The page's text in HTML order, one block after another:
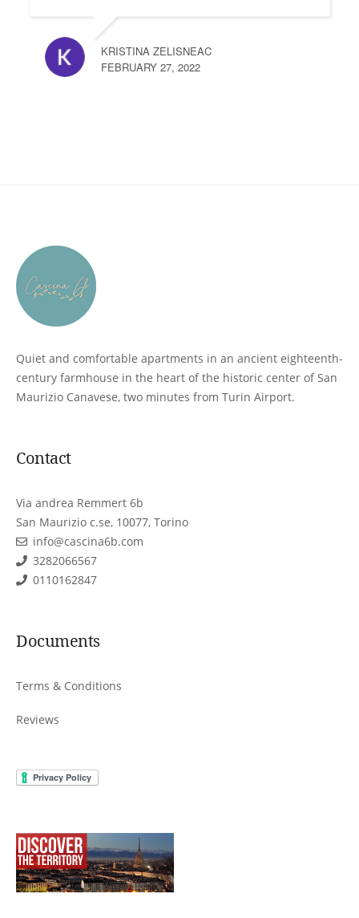
KRISTINA ZELISNEAC
FEBRUARY 27, 2022
Quiet and comfortable apartments in an ancient eighteenth-
century farmhouse in the heart of the historic center of San
Maurizio Canavese, two minutes from Turin Airport.
Contact
Via andrea Remmert 6b
San Maurizio c.se, 10077, Torino
info@cascina6b.com
3282066567
0110162847
Documents
Terms & Conditions
Reviews